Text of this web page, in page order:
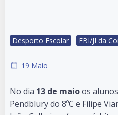
Desporto Escolar EBI/JI da
19 Maio
No dia 13 de maioos
Pendblury do 8ºC e Filipe